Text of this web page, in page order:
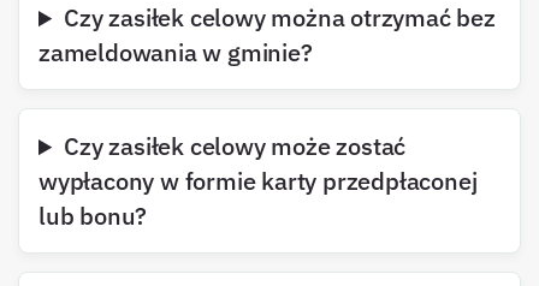
Czy zasiłek celowy można otrzymać bez
zameldowania w gminie?
Czy zasiłek celowy może zostać
wypłacony w formie karty przedpłaconej
lub bonu?